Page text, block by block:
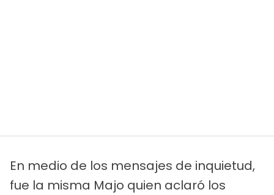
En medio de los mensajes de inquietud,
fue la misma Majo quien aclaró los